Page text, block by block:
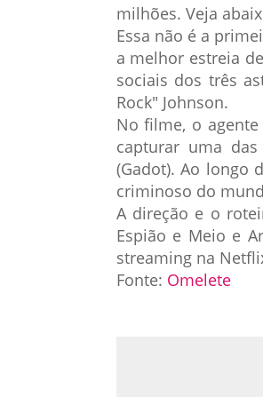
milhões. Veja
Essa não é a
a melhor estreia
sociais dos três
Rock" Johnson.
No filme, o
capturar uma
(Gadot). Ao longo
criminoso do
A direção e o
Espião e Meio e
streaming na
Fonte: Omelete